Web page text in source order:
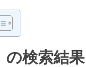
の検索結